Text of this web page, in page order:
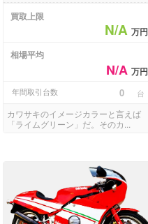
買取上限
N/A万円
相場平均
N/A万円
年間取引台数 0 台
カワサキのイメージカラーと言えば
「ライムグリーン」だ。そのカ...